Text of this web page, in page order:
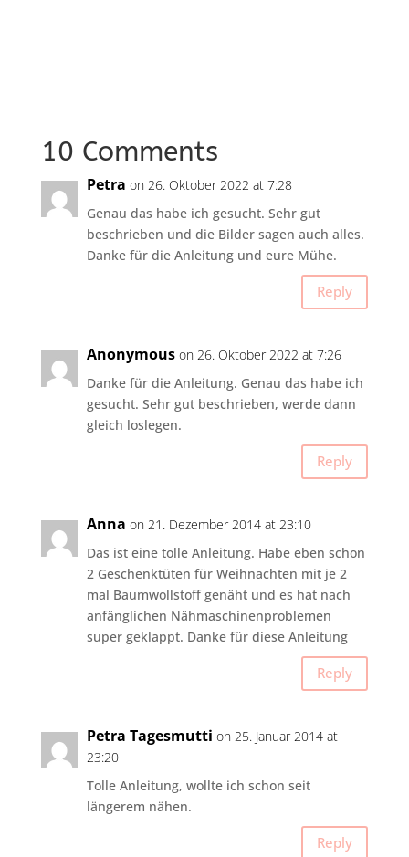
10 Comments
Petra on 26. Oktober 2022 at 7:28
Genau das habe ich gesucht. Sehr gut
beschrieben und die Bilder sagen auch alles.
Danke für die Anleitung und eure Mühe.
Reply
Anonymous on 26. Oktober 2022 at 7:26
Danke für die Anleitung. Genau das habe ich
gesucht. Sehr gut beschrieben, werde dann
gleich loslegen.
Reply
Anna on 21. Dezember 2014 at 23:10
Das ist eine tolle Anleitung. Habe eben schon
2 Geschenktüten für Weihnachten mit je 2
mal Baumwollstoff genäht und es hat nach
anfänglichen Nähmaschinenproblemen
super geklappt. Danke für diese Anleitung
Reply
Petra Tagesmutti on 25. Januar 2014 at
23:20
Tolle Anleitung, wollte ich schon seit
längerem nähen.
Reply